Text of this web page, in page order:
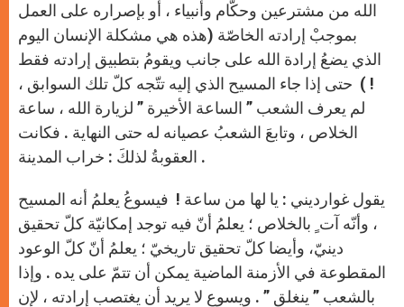
الله من مشترعين وحكّام وأنبياء ، أو بإصراره على العمل
بموجبْ إرادته الخاصّة (هذه هي مشكلة الإنسان اليوم
الذي يضعُ إرادة الله على جانب ويقومُ بتطبيق إرادته فقط
! ) حتى إذا جاء المسيح الذي إليه تتّجه كلّ تلك السوابق ،
لم يعرف الشعب ” الساعة الأخيرة ” لزيارة الله ، ساعة
الخلاص ، وتابعَ الشعبُ عصيانه له حتى النهاية . فكانت
العقوبةُ لذلكَ : خراب المدينة .
يقول غوارديني : يا لها من ساعة ! فيسوعُ يعلمُ أنه المسيح
، وأنّه آت ٍ بالخلاص ؛ يعلمُ أنّ فيه توجد إمكانيّة كلّ تحقيق
دينيّ، وأيضا كلّ تحقيق تاريخيّ ؛ يعلمُ أنّ كلّ الوعود
المقطوعة في الأزمنة الماضية يمكن أن تتمّ على يده . وإذا
بالشعب ” ينغلق ” . ويسوع لا يريد أن يغتصب إرادته ، لإن